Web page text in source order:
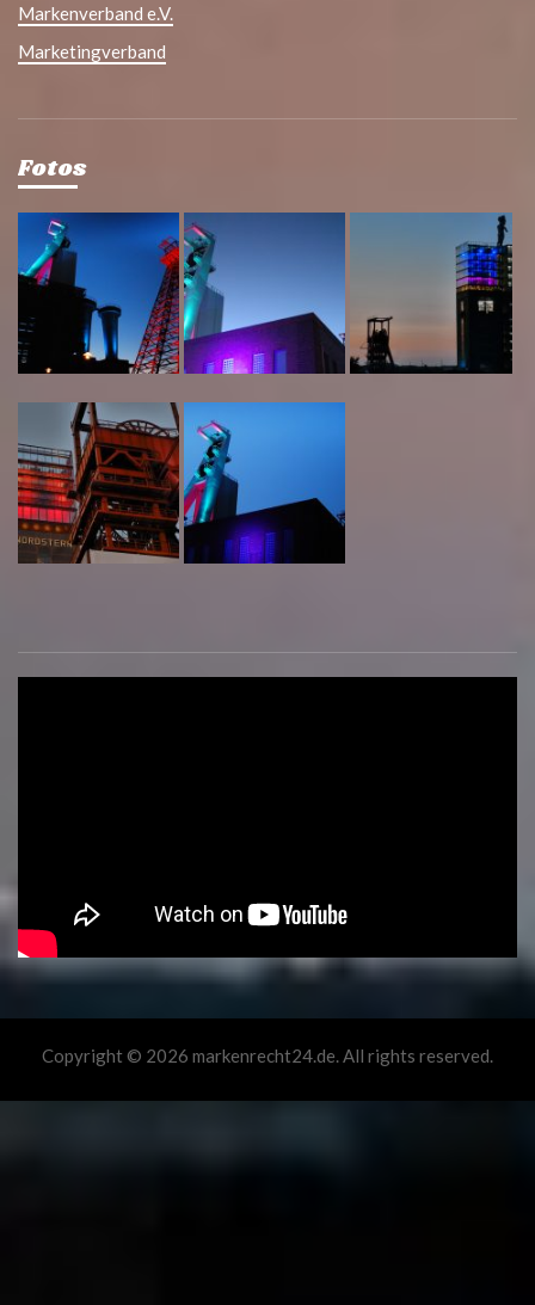
Markenverband e.V.
Marketingverband
Fotos
Copyright © 2026 markenrecht24.de. All rights reserved.